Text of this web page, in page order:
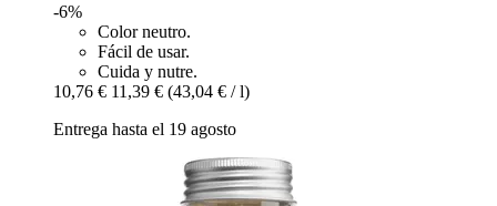
-6%
Color neutro.
Fácil de usar.
Cuida y nutre.
10,76 € 11,39 € (43,04 € / l)
Entrega hasta el 19 agosto